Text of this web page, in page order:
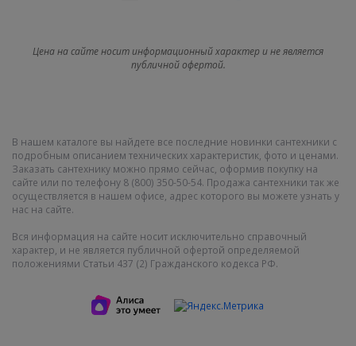
Цена на сайте носит информационный характер и не является
публичной офертой.
В нашем каталоге вы найдете все последние новинки сантехники с
подробным описанием технических характеристик, фото и ценами.
Заказать сантехнику можно прямо сейчас, оформив покупку на
сайте или по телефону 8 (800) 350-50-54. Продажа сантехники так же
осуществляется в нашем офисе, адрес которого вы можете узнать у
нас на сайте.
Вся информация на сайте носит исключительно справочный
характер, и не является публичной офертой определяемой
положениями Статьи 437 (2) Гражданского кодекса РФ.